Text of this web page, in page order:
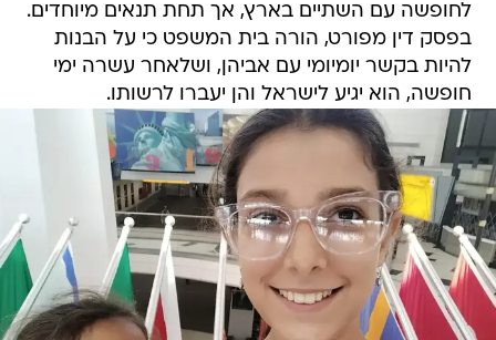
לחופשה עם השתיים בארץ, אך תחת תנאים מיוחדים.
בפסק דין מפורט, הורה בית המשפט כי על הבנות
להיות בקשר יומיומי עם אביהן, ושלאחר עשרה ימי
חופשה, הוא יגיע לישראל והן יעברו לרשותו.